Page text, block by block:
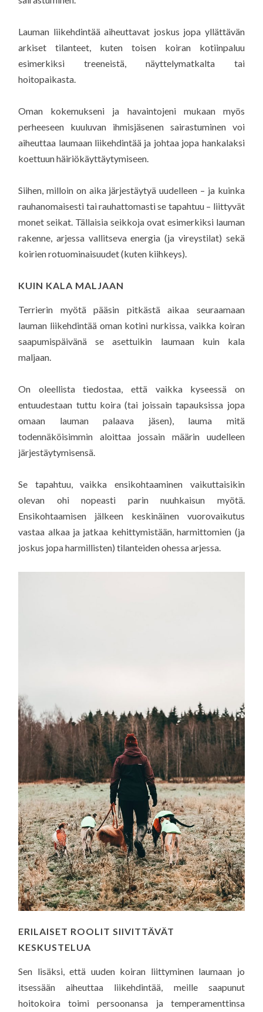
Lauman liikehdintää aiheuttavat joskus jopa yllättävän
arkiset tilanteet, kuten toisen koiran kotiinpaluu
esimerkiksi treeneistä, näyttelymatkalta tai
hoitopaikasta.
Oman kokemukseni ja havaintojeni mukaan myös
perheeseen kuuluvan ihmisjäsenen sairastuminen voi
aiheuttaa laumaan liikehdintää ja johtaa jopa hankalaksi
koettuun häiriökäyttäytymiseen.
Siihen, milloin on aika järjestäytyä uudelleen – ja kuinka
rauhanomaisesti tai rauhattomasti se tapahtuu – liittyvät
monet seikat. Tällaisia seikkoja ovat esimerkiksi lauman
rakenne, arjessa vallitseva energia (ja vireystilat) sekä
koirien rotuominaisuudet (kuten kiihkeys).
KUIN KALA MALJAAN
Terrierin myötä pääsin pitkästä aikaa seuraamaan
lauman liikehdintää oman kotini nurkissa, vaikka koiran
saapumispäivänä se asettuikin laumaan kuin kala
maljaan.
On oleellista tiedostaa, että vaikka kyseessä on
entuudestaan tuttu koira (tai joissain tapauksissa jopa
omaan lauman palaava jäsen), lauma mitä
todennäköisimmin aloittaa jossain määrin uudelleen
järjestäytymisensä.
Se tapahtuu, vaikka ensikohtaaminen vaikuttaisikin
olevan ohi nopeasti parin nuuhkaisun myötä.
Ensikohtaamisen jälkeen keskinäinen vuorovaikutus
vastaa alkaa ja jatkaa kehittymistään, harmittomien (ja
joskus jopa harmillisten) tilanteiden ohessa arjessa.
ERILAISET ROOLIT SIIVITTÄVÄT
KESKUSTELUA
Sen lisäksi, että uuden koiran liittyminen laumaan jo
itsessään aiheuttaa liikehdintää, meille saapunut
hoitokoira toimi persoonansa ja temperamenttinsa